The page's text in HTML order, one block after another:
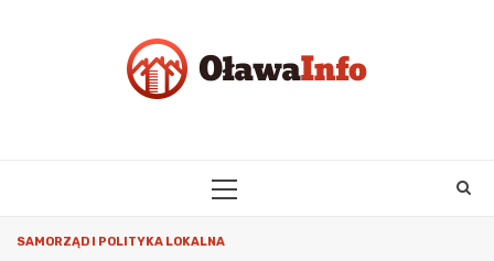
PRIMARY
SAMORZĄD I POLITYKA LOKALNA